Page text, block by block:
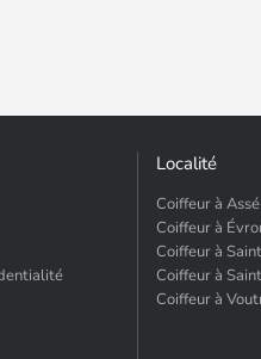
Localité
Coiffeur à
Coiffeur à
Coiffeur à
Coiffeur à
Coiffeur à